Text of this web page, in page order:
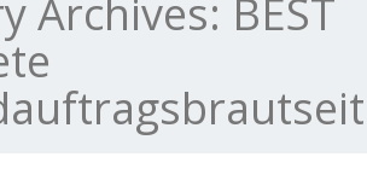
Archives: BEST